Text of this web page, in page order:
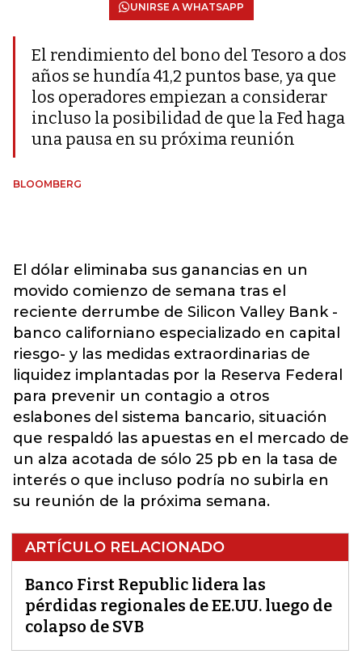
UNIRSE A WHATSAPP
El rendimiento del bono del Tesoro a dos
años se hundía 41,2 puntos base, ya que
los operadores empiezan a considerar
incluso la posibilidad de que la Fed haga
una pausa en su próxima reunión
BLOOMBERG
El dólar eliminaba sus ganancias en un
movido comienzo de semana tras el
reciente derrumbe de Silicon Valley Bank -
banco californiano especializado en capital
riesgo- y las medidas extraordinarias de
liquidez implantadas por la Reserva Federal
para prevenir un contagio a otros
eslabones del sistema bancario, situación
que respaldó las apuestas en el mercado de
un alza acotada de sólo 25 pb en la tasa de
interés o que incluso podría no subirla en
su reunión de la próxima semana.
ARTÍCULO RELACIONADO
Banco First Republic lidera las
pérdidas regionales de EE.UU. luego de
colapso de SVB